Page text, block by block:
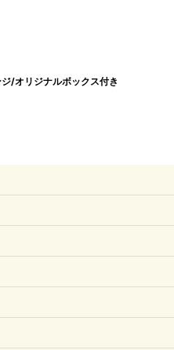
/オリジナルボックス付き